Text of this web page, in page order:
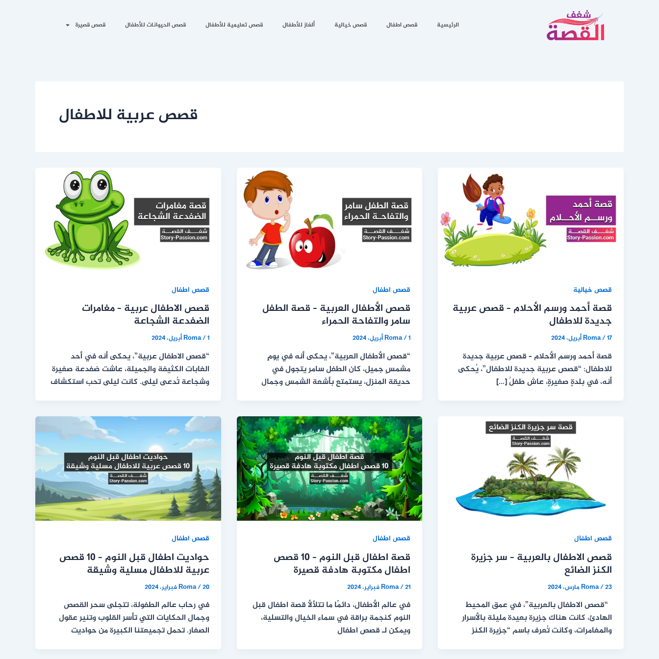
الرئيسية قصص اطفال قصص خيالية ألغاز للأطفال قصص تعليمية للأطفال قصص الحيوانات للأطفال قصص قصيرة
قصص عربية للاطفال
قصص خيالية
قصة أحمد ورسم الأحلام – قصص عربية
جديدة للاطفال
Roma/17 أبريل، 2024
قصة أحمد ورسم الأحلام – قصص عربية جديدة
للاطفال: “قصص عربية جديدة للاطفال”، يُحكى
أنه، في بلدةٍ صغيرةٍ، عاش طفلٌ […]
قصص اطفال
قصص الأطفال العربية – قصة الطفل
سامر والتفاحة الحمراء
Roma/1 أبريل، 2024
“قصص الأطفال العربية”، يحكى أنه في يومٍ
مشمسٍ جميل، كان الطفل سامر يتجول في
حديقة المنزل، يستمتع بأشعة الشمس وجمال
قصص اطفال
قصص الاطفال عربية – مغامرات
الضفدعة الشجاعة
Roma/1 أبريل، 2024
“قصص الاطفال عربية”، يحكى أنه في أحد
الغابات الكثيفة والجميلة، عاشت ضفدعة صغيرة
وشجاعة تُدعى ليلى. كانت ليلى تحب استكشاف
قصص اطفال
قصص الاطفال بالعربية – سر جزيرة
الكنز الضائع
Roma/23 مارس، 2024
“قصص الاطفال بالعربية”، في عمق المحيط
الهادئ، كانت هناك جزيرة بعيدة مليئة بالأسرار
والمغامرات، وكانت تُعرف باسم “جزيرة الكنز
قصص اطفال
قصة اطفال قبل النوم – 10 قصص
اطفال مكتوبة هادفة قصيرة
Roma/21 فبراير، 2024
في عالم الأطفال، دائمًا ما تتلألأ قصة اطفال قبل
النوم كنجمة براقة في سماء الخيال والتسلية،
ويمكن لـ قصص اطفال
قصص اطفال
حواديت اطفال قبل النوم – 10 قصص
عربية للاطفال مسلية وشيقة
Roma/20 فبراير، 2024
في رحاب عالم الطفولة، تتجلى سحر القصص
وجمال الحكايات التي تأسر القلوب وتنير عقول
الصغار. تحمل تجميعتنا الكبيرة من حواديت